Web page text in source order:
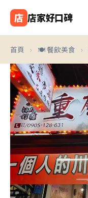
店 店家好口碑
首頁 › 🍽️ 餐飲美食 ›